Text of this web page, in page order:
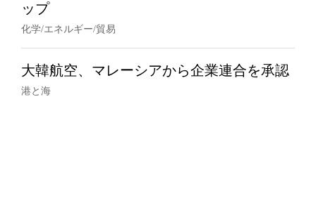
ップ
化学/エネルギー/貿易
大韓航空、マレーシアから企業連合を承認
港と海